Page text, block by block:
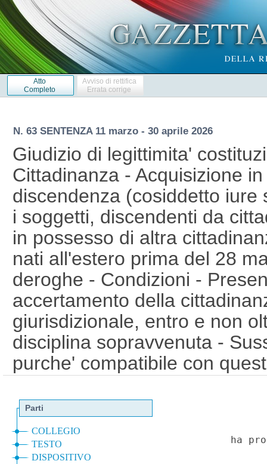
Atto
Completo
Avviso di rettifica
Errata corrige
N. 63 SENTENZA 11 marzo - 30 aprile 2026
Giudizio di legittimita'
Cittadinanza - Acquisizione
discendenza (cosiddetto
i soggetti, discendenti da
in possesso di altra
nati all'estero prima del 28
deroghe - Condizioni -
accertamento della
giurisdizionale, entro e non
disciplina sopravvenuta -
purche' compatibile con
per disparita' di trattamento,
nella sicurezza giuridica -
questione. Cittadinanza -